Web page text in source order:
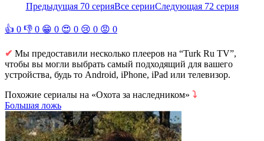
Предыдущая 70 серияВсе серииСледующая 72 серия
👍 0 👎 0 😁 0 😍 0 😢 0 😡 0
✔ Мы предоставили несколько плееров на “Turk Ru TV”,
чтобы вы могли выбрать самый подходящий для вашего
устройства, будь то Android, iPhone, iPad или телевизор.
Похожие сериалы на «Охота за наследником» ⤵
Большая ложь